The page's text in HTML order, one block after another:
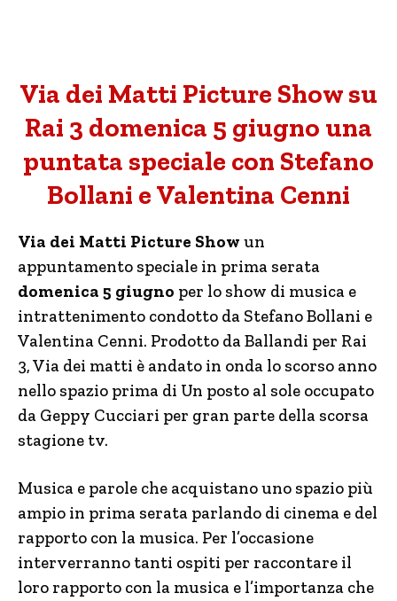
Via dei Matti Picture Show su
Rai 3 domenica 5 giugno una
puntata speciale con Stefano
Bollani e Valentina Cenni
Via dei Matti Picture Show un
appuntamento speciale in prima serata
domenica 5 giugno per lo show di musica e
intrattenimento condotto da Stefano Bollani e
Valentina Cenni. Prodotto da Ballandi per Rai
3, Via dei matti è andato in onda lo scorso anno
nello spazio prima di Un posto al sole occupato
da Geppy Cucciari per gran parte della scorsa
stagione tv.
Musica e parole che acquistano uno spazio più
ampio in prima serata parlando di cinema e del
rapporto con la musica. Per l’occasione
interverranno tanti ospiti per raccontare il
loro rapporto con la musica e l’importanza che